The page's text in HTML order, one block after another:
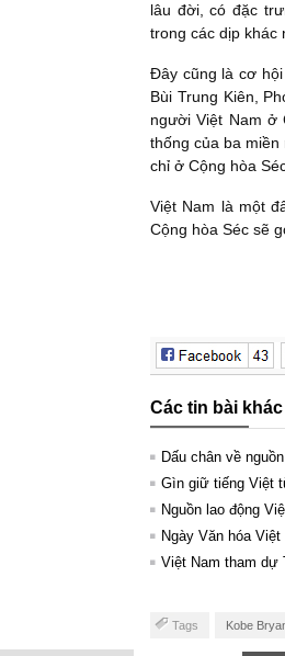
lâu đời, có đặc
trong các dịp khác
Đây cũng là cơ
Bùi Trung Kiên,
người Việt Nam ở
thống của ba
chỉ ở Cộng hòa
Việt Nam là một
Cộng hòa Séc sẽ
Các tin bài khác
Dấu chân về
Gìn giữ tiếng Việt
Nguồn lao động
Ngày Văn hóa
Việt Nam tham dự
Tags Kobe